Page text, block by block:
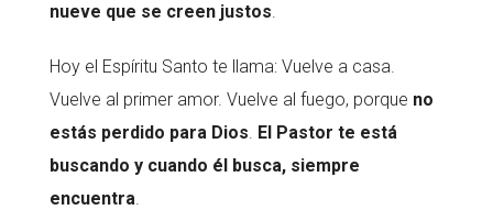
nueve que se creen justos.
Hoy el Espíritu Santo te llama: Vuelve a casa.
Vuelve al primer amor. Vuelve al fuego, porque no
estás perdido para Dios. El Pastor te está
buscando y cuando él busca, siempre
encuentra.